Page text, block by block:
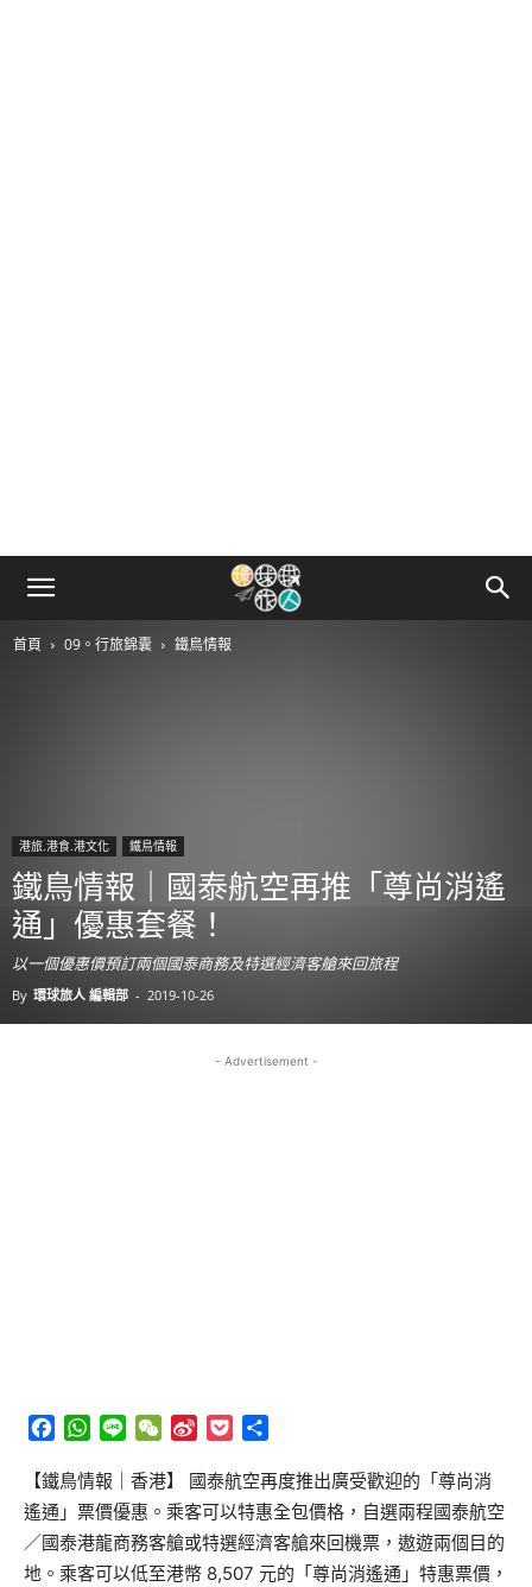
首頁 09。行旅錦囊 鐵鳥情報
港旅.港食.港文化 鐵鳥情報
鐵鳥情報｜國泰航空再推「尊尚消遙
通」優惠套餐！
以一個優惠價預訂兩個國泰商務及特選經濟客艙來回旅程
By 環球旅人 編輯部 - 2019-10-26
- Advertisement -
Facebook
WhatsApp
Line WeChat
Sina
Pocket
【鐵鳥情報｜香港】 國泰航空再度推出廣受歡迎的「尊尚消
遙通」票價優惠。乘客可以特惠全包價格，自選兩程國泰航空
／國泰港龍商務客艙或特選經濟客艙來回機票，遨遊兩個目的
地。乘客可以低至港幣 8,507 元的「尊尚消遙通」特惠票價，